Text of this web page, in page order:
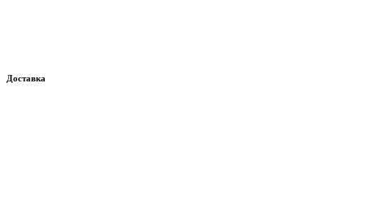
Доставка